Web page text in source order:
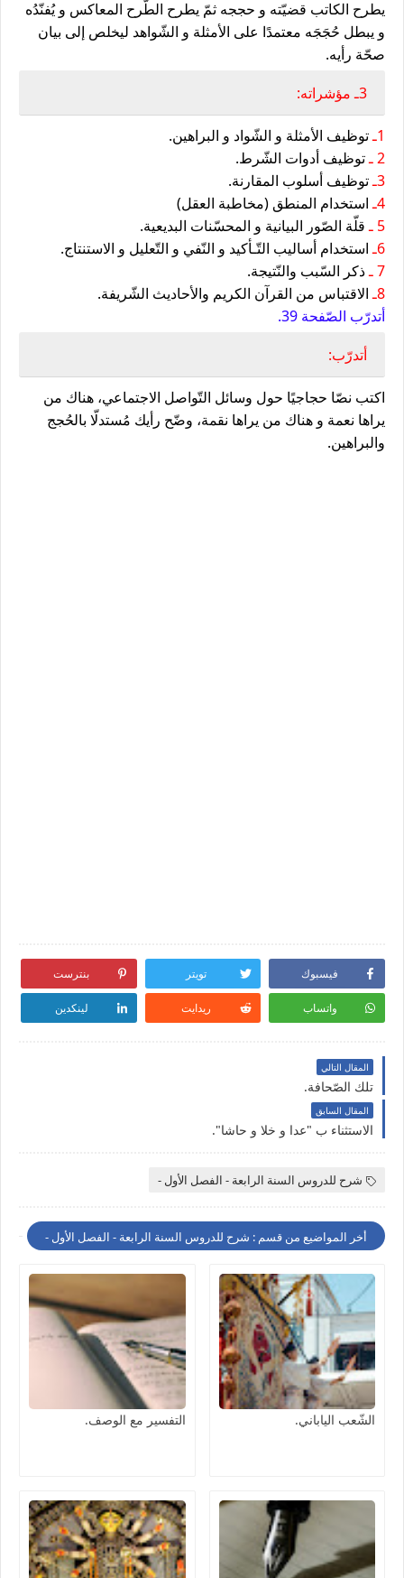
يطرح الكاتب قضيّته و حججه ثمّ يطرح الطّرح المعاكس و يُفنّدُه
و يبطل حُجَجَه معتمدًا على الأمثلة و الشّواهد ليخلص إلى بيان
صحّة رأيه.
3ـ مؤشراته:
1ـ توظيف الأمثلة و الشّواد و البراهين.
2 ـ توظيف أدوات الشّرط.
3ـ توظيف أسلوب المقارنة.
4ـ استخدام المنطق (مخاطبة العقل)
5 ـ قلّة الصّور البيانية و المحسّنات البديعية.
6ـ استخدام أساليب التّـأكيد و النّفي و التّعليل و الاستنتاج.
7 ـ ذكر السّبب والنّتيجة.
8ـ الاقتباس من القرآن الكريم والأحاديث الشّريفة.
أتدرّب الصّفحة 39.
أتدرّب:
اكتب نصّا حجاجيًا حول وسائل التّواصل الاجتماعي، هناك من
يراها نعمة و هناك من يراها نقمة، وضّح رأيك مُستدلّا بالحُجج
والبراهين.
فيسبوك تويتر بنترست
واتساب ريدايت لينكدين
المقال التالي
تلك الصّحافة.
المقال السابق
الاستثناء ب "عدا و خلا و حاشا".
شرح للدروس السنة الرابعة - الفصل الأول -
أخر المواضيع من قسم : شرح للدروس السنة الرابعة - الفصل الأول -
الشّعب الياباني. التفسير مع الوصف.